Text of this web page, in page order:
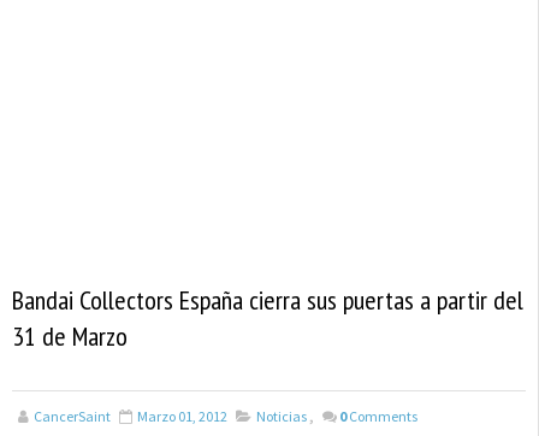
Bandai Collectors España cierra sus puertas a partir del
31 de Marzo
CancerSaint Marzo 01, 2012 Noticias , 0 Comments